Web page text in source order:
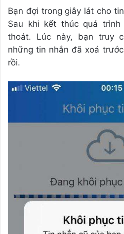
Bạn đợi trong giây lát cho
Sau khi kết thúc quá
thoát. Lúc này, bạn truy
những tin nhắn đã xoá
rồi.